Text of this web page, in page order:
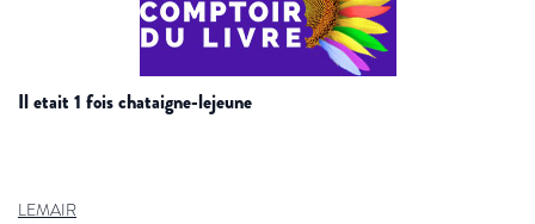
il etait 1 fois chataigne-lejeune
LEMAIR